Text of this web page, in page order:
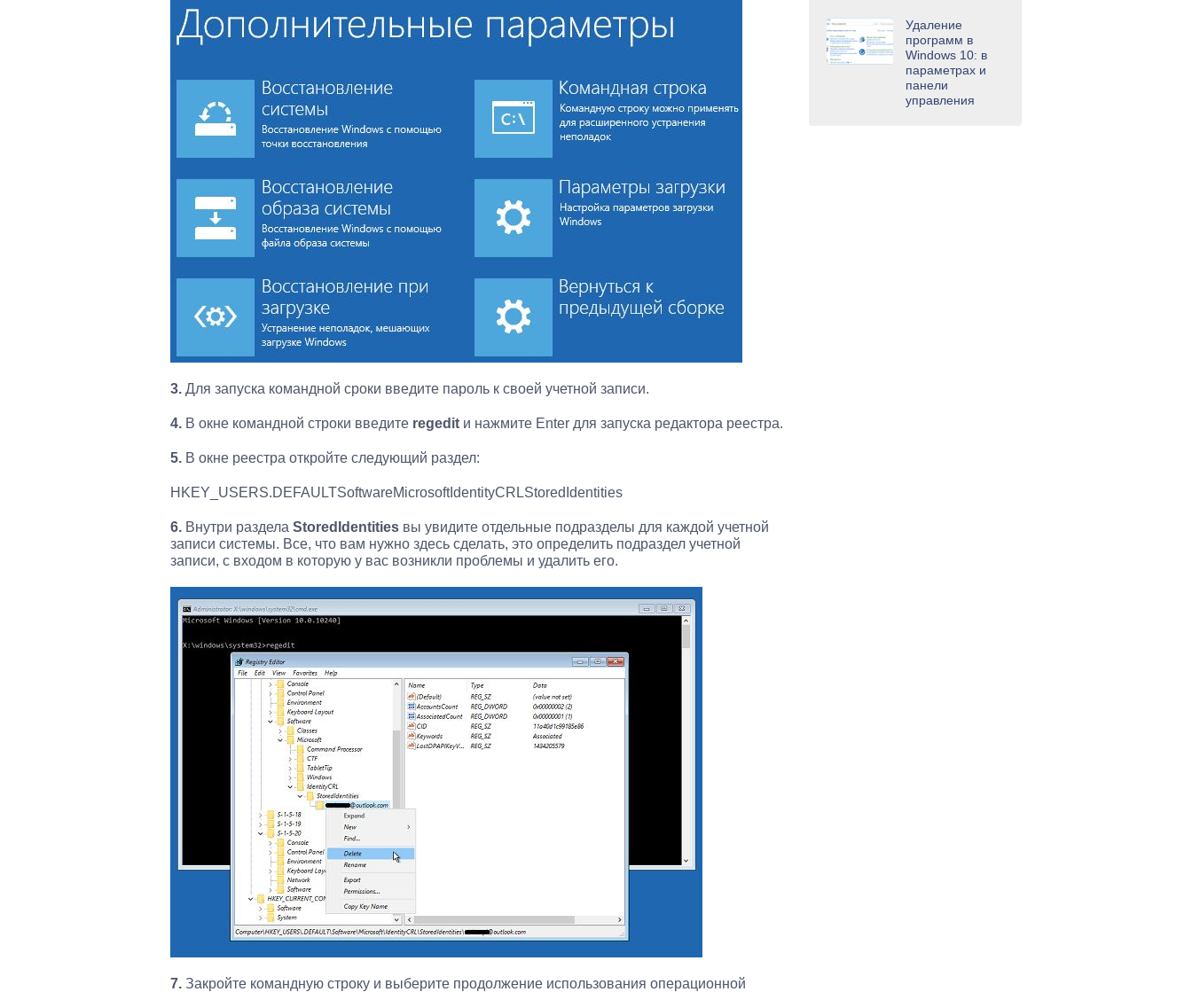
3. Для запуска командной сроки введите пароль к своей учетной записи.
4. В окне командной строки введите regedit и нажмите Enter для запуска редактора реестра.
5. В окне реестра откройте следующий раздел:
HKEY_USERS.DEFAULTSoftwareMicrosoftIdentityCRLStoredIdentities
6. Внутри раздела StoredIdentities вы увидите отдельные подразделы для каждой учетной
записи системы. Все, что вам нужно здесь сделать, это определить подраздел учетной
записи, с входом в которую у вас возникли проблемы и удалить его.
7. Закройте командную строку и выберите продолжение использования операционной
Удаление
программ в
Windows 10: в
параметрах и
панели
управления